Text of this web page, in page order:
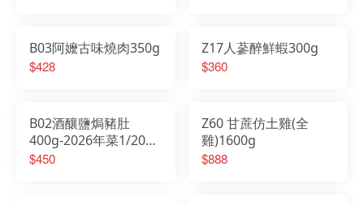
B03阿嬤古味燒肉350g
$428
Z17人蔘醉鮮蝦300g
$360
B02酒釀鹽焗豬肚
400g-2026年菜1/20日
起開始出貨
$450
Z60 甘蔗仿土雞(全
雞)1600g
$888